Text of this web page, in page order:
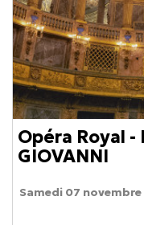
Opéra Royal -
GIOVANNI
Samedi 07